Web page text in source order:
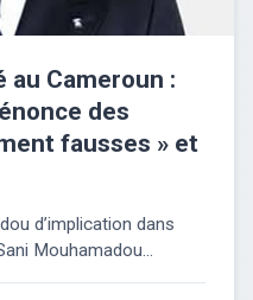
au Cameroun :
des
fausses » et
d’implication dans
Mouhamadou...